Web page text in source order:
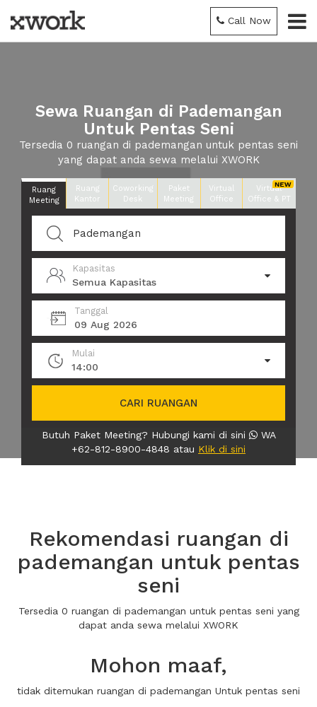
Call Now
Sewa Ruangan di Pademangan
Untuk Pentas Seni
Tersedia 0 ruangan di pademangan untuk pentas seni
yang dapat anda sewa melalui XWORK
Ruang
Meeting
Ruang
Kantor
Coworking
Desk
Paket
Meeting
Virtual
Office
Virtual
Office & PT
Kapasitas
Semua Kapasitas
Tanggal
09 Aug 2026
Mulai
14:00
CARI RUANGAN
Butuh Paket Meeting? Hubungi kami di sini
WA
+62-812-8900-4848 atau Klik di sini
Rekomendasi ruangan di
pademangan untuk pentas
seni
Tersedia 0 ruangan di pademangan untuk pentas seni yang
dapat anda sewa melalui XWORK
Mohon maaf,
tidak ditemukan ruangan di pademangan Untuk pentas seni